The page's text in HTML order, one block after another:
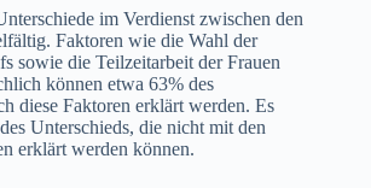
im Verdienst zwischen den
Faktoren wie die Wahl der
sowie die Teilzeitarbeit der Frauen
können etwa 63% des
diese Faktoren erklärt werden. Es
Unterschieds, die nicht mit den
erklärt werden können.